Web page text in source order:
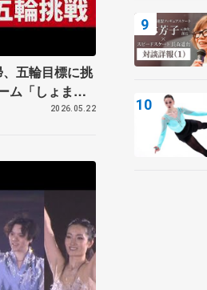
、五輪目標に挑
ム「しょまり
2026.05.22